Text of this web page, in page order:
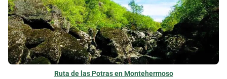
Ruta de las Potras en Montehermoso